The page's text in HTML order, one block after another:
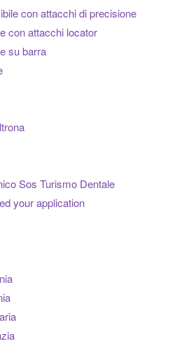
con attacchi di precisione
con attacchi locator
su barra
Sos Turismo Dentale
your application